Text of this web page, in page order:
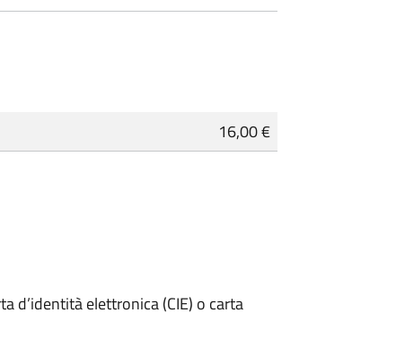
16,00 €
d’identità elettronica (CIE) o carta